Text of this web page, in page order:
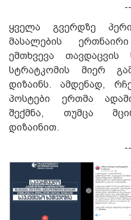
ყველა გვერდზე
მასალების
ემთხვევა თავდაცვის
სტრატკომის მიერ
დიზაინს. ამდენად,
პოსტები ერთმა
შექმნა, თუმცა
დიზაინით.